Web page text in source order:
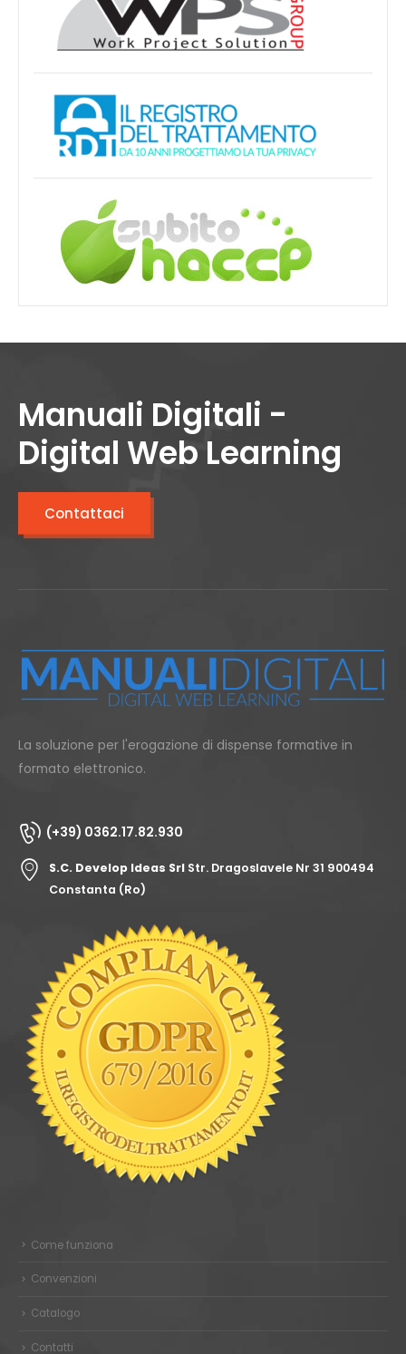
Manuali Digitali -
Digital Web Learning
Contattaci
La soluzione per l'erogazione di dispense formative in
formato elettronico.
(+39) 0362.17.82.930
S.C. Develop Ideas Srl Str. Dragoslavele Nr 31 900494
Constanta (Ro)
Come funziona
Convenzioni
Catalogo
Contatti